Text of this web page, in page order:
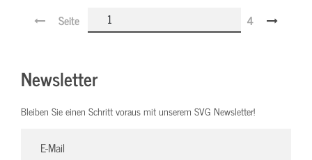
Seite 4
Newsletter
Bleiben Sie einen Schritt voraus mit unserem SVG Newsletter!